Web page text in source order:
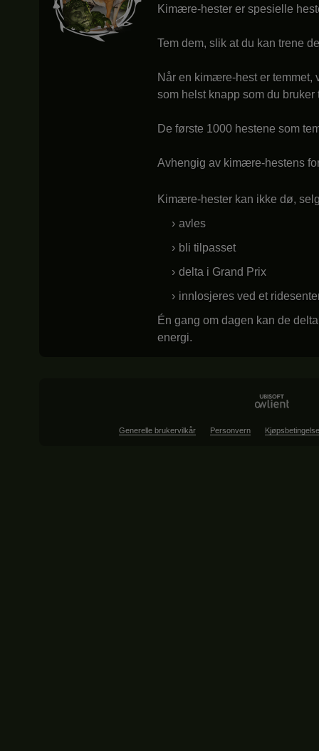
Kimære-hester er spesielle
Tem dem, slik at du kan trene
Når en kimære-hest er temmet,
som helst knapp som du
De første 1000 hestene som
Avhengig av kimære-hestens
Kimære-hester kan ikke dø,
avles
bli tilpasset
delta i Grand Prix
innlosjeres ved et
Én gang om dagen kan de
energi.
Generelle brukervilkår Personvern